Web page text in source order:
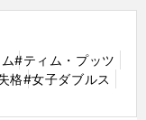
#ティム・プッツ
格#女子ダブルス